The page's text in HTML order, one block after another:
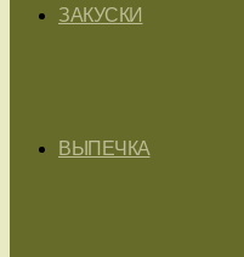
ЗАКУСКИ
ВЫПЕЧКА